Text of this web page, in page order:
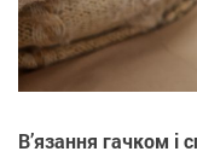
В’язання гачком і